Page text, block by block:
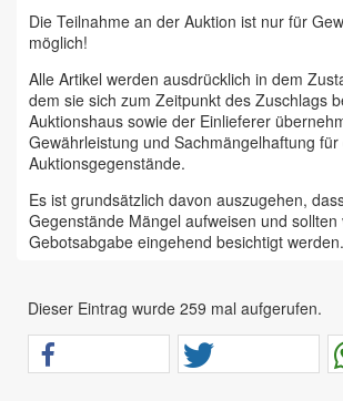
Die Teilnahme an der Auktion ist nur für
möglich!
Alle Artikel werden ausdrücklich in dem
dem sie sich zum Zeitpunkt des Zuschlags
Auktionshaus sowie der Einlieferer
Gewährleistung und Sachmängelhaftung
Auktionsgegenstände.
Es ist grundsätzlich davon auszugehen,
Gegenstände Mängel aufweisen und sollten
Gebotsabgabe eingehend besichtigt werden.
dass sämtliche zum Verkauf stehende Artikel
Bei allen zum Verkauf stehenden
ist davon auszugehen, dass diese bereits
unerheblichen Vorschaden erlitten haben.
Dieser Eintrag wurde 259 mal aufgerufen.